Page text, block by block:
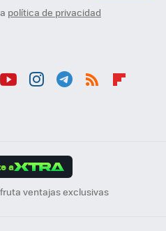
política de privacidad
a
ventajas exclusivas